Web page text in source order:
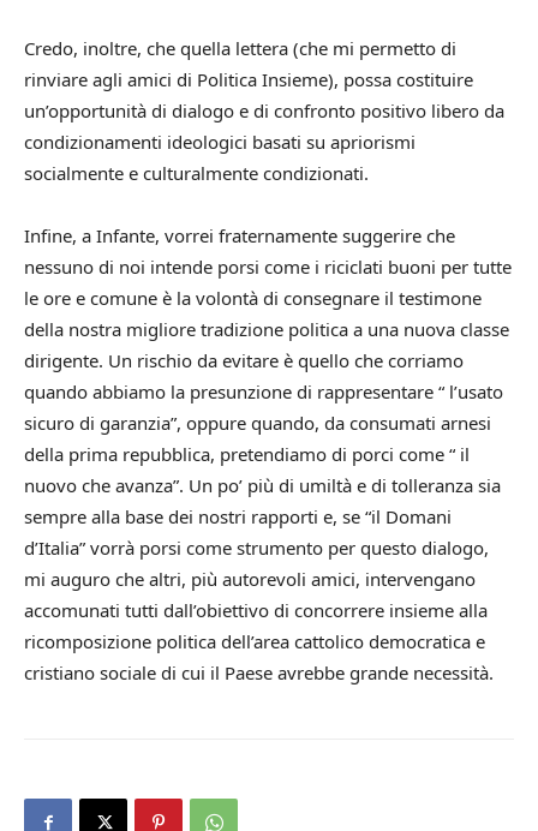
Credo, inoltre, che quella lettera (che mi permetto di
rinviare agli amici di Politica Insieme), possa costituire
un’opportunità di dialogo e di confronto positivo libero da
condizionamenti ideologici basati su apriorismi
socialmente e culturalmente condizionati.
Infine, a Infante, vorrei fraternamente suggerire che
nessuno di noi intende porsi come i riciclati buoni per tutte
le ore e comune è la volontà di consegnare il testimone
della nostra migliore tradizione politica a una nuova classe
dirigente. Un rischio da evitare è quello che corriamo
quando abbiamo la presunzione di rappresentare “ l’usato
sicuro di garanzia”, oppure quando, da consumati arnesi
della prima repubblica, pretendiamo di porci come “ il
nuovo che avanza”. Un po’ più di umiltà e di tolleranza sia
sempre alla base dei nostri rapporti e, se “il Domani
d’Italia” vorrà porsi come strumento per questo dialogo,
mi auguro che altri, più autorevoli amici, intervengano
accomunati tutti dall’obiettivo di concorrere insieme alla
ricomposizione politica dell’area cattolico democratica e
cristiano sociale di cui il Paese avrebbe grande necessità.